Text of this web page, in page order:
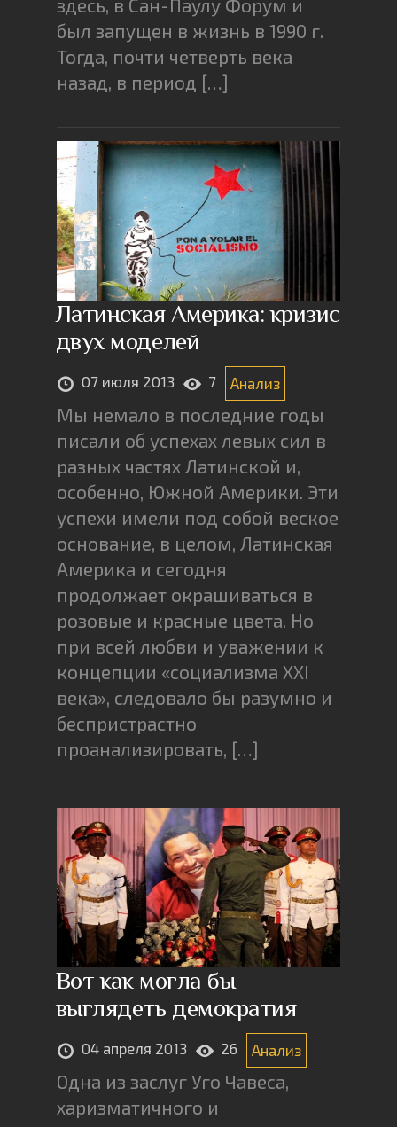
здесь, в Сан-Паулу Форум и
был запущен в жизнь в 1990 г.
Тогда, почти четверть века
назад, в период […]
Латинская Америка: кризис
двух моделей
07 июля 2013 7 Анализ
Мы немало в последние годы
писали об успехах левых сил в
разных частях Латинской и,
особенно, Южной Америки. Эти
успехи имели под собой веское
основание, в целом, Латинская
Америка и сегодня
продолжает окрашиваться в
розовые и красные цвета. Но
при всей любви и уважении к
концепции «социализма XXI
века», следовало бы разумно и
беспристрастно
проанализировать, […]
Вот как могла бы
выглядеть демократия
04 апреля 2013 26 Анализ
Одна из заслуг Уго Чавеса,
харизматичного и